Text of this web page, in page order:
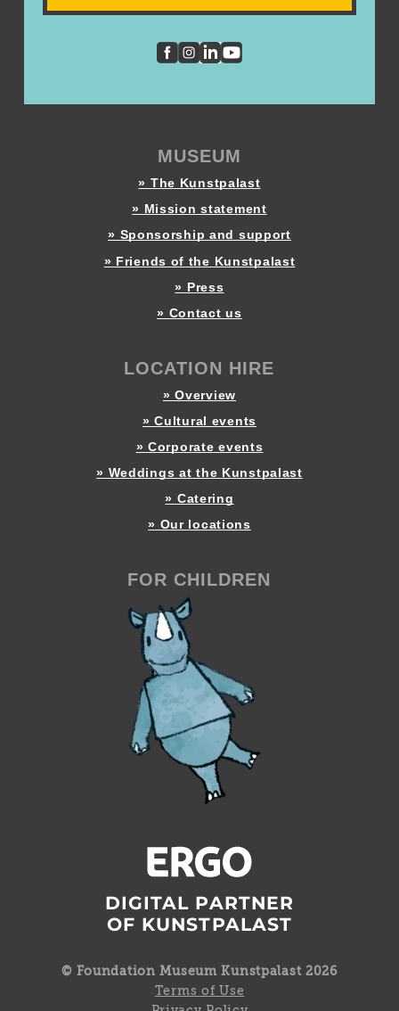
MUSEUM
» The Kunstpalast
» Mission statement
» Sponsorship and support
» Friends of the Kunstpalast
» Press
» Contact us
LOCATION HIRE
» Overview
» Cultural events
» Corporate events
» Weddings at the Kunstpalast
» Catering
» Our locations
FOR CHILDREN
DIGITAL PARTNER
OF KUNSTPALAST
© Foundation Museum Kunstpalast 2026
Terms of Use